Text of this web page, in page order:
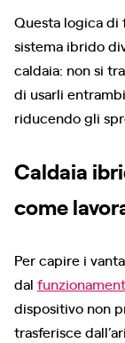
Questa logica di
sistema ibrido
caldaia: non si
di usarli
riducendo gli
Caldaia
come
Per capire i
dal
dispositivo non
trasferisce